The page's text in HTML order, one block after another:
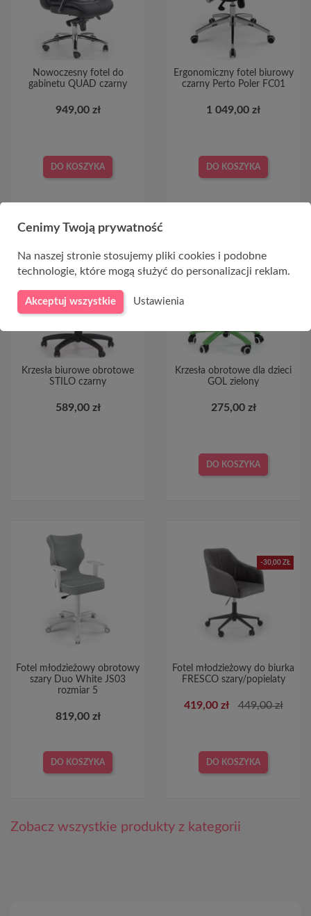
Nowoczesny fotel do
gabinetu QUAD czarny
949,00 zł
DO KOSZYKA
Ergonomiczny fotel biurowy
czarny Perto Poler FC01
1 049,00 zł
DO KOSZYKA
CHWILOWO NIEDOSTĘPNY
Krzesła biurowe obrotowe
STILO czarny
589,00 zł
Krzesła obrotowe dla dzieci
GOL zielony
275,00 zł
DO KOSZYKA
Fotel młodzieżowy obrotowy
szary Duo White JS03
rozmiar 5
819,00 zł
DO KOSZYKA
-30,00 ZŁ
Fotel młodzieżowy do biurka
FRESCO szary/popielaty
419,00 zł 449,00 zł
DO KOSZYKA
Zobacz wszystkie produkty z kategorii
Cenimy Twoją prywatność
Na naszej stronie stosujemy pliki cookies i podobne
technologie, które mogą służyć do personalizacji reklam.
Akceptuj wszystkie Ustawienia